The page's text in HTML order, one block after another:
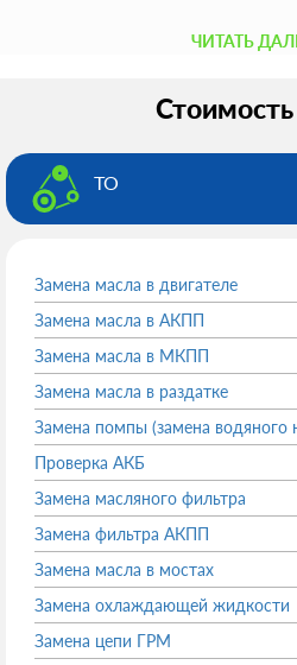
ЧИТАТЬ
Стоимость
ТО
Замена масла в двигателе
Замена масла в АКПП
Замена масла в МКПП
Замена масла в раздатке
Замена помпы (замена водяного
Проверка АКБ
Замена масляного фильтра
Замена фильтра АКПП
Замена масла в мостах
Замена охлаждающей жидкости
Замена цепи ГРМ